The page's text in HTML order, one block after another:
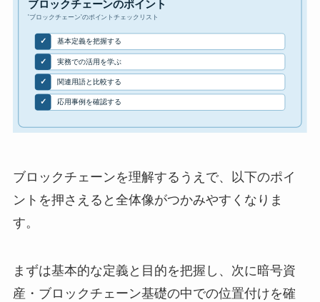
ブロックチェーンを理解するうえで、以下のポイ
ントを押さえると全体像がつかみやすくなりま
す。
まずは基本的な定義と目的を把握し、次に暗号資
産・ブロックチェーン基礎の中での位置付けを確